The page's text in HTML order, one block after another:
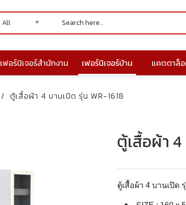
เฟอร์นิเจอร์สำนักงาน เฟอร์นิเจอร์บ้าน แคตตาล็
/ ตู้เสื้อผ้า 4 บานเปิด รุ่น WR-1618
ตู้เสื้อผ้า 4
ตู้เสื้อผ้า 4 บานเปิด